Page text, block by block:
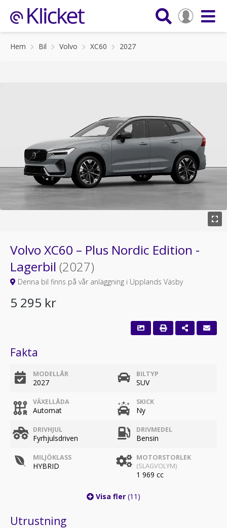
Hem Bil Volvo XC60 2027
Volvo XC60 – Plus Nordic Edition -
Lagerbil (2027)
Denna bil finns på vår anläggning i Upplands Väsby
5 295 kr
Fakta
MODELLÅR
2027
BILTYP
SUV
VÄXELLÅDA
Automat
SKICK
Ny
DRIVHJUL
Fyrhjulsdriven
DRIVMEDEL
Bensin
MILJÖKLASS
HYBRID
MOTORSTORLEK
(SLAGVOLYM)
1 969 cc
Visa fler (11)
Utrustning